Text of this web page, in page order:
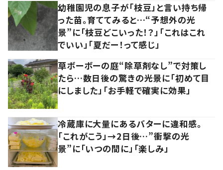
幼稚園児の息子が「枝豆」と言い持ち帰
った苗。育ててみると…“予想外の光
景”に「枝豆どこいった！？」「これはこれ
でいい」「夏だー！って感じ」
草ボーボーの庭“除草剤なし”で対策し
たら…数日後の驚きの光景に「初めて目
にしました」「お手軽で確実に効果」
冷蔵庫に大量にあるバターに違和感。
「これがこう」→2日後…”衝撃の光
景”に「いつの間に」「楽しみ」